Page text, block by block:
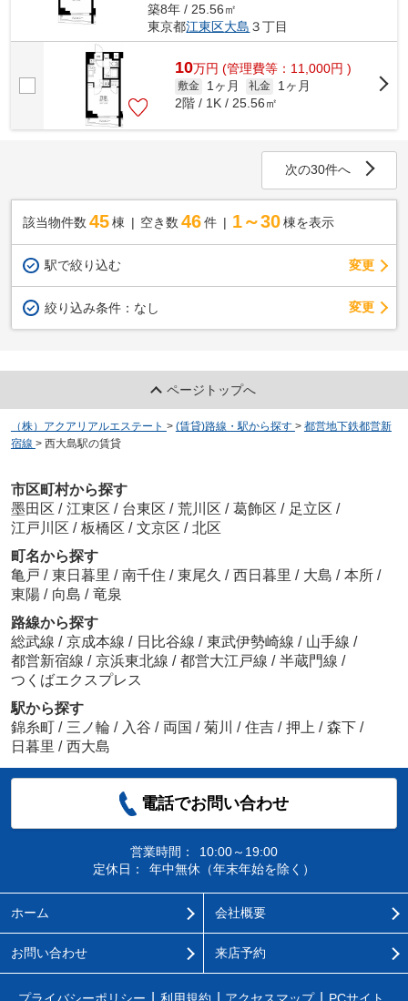
築8年 / 25.56㎡
東京都江東区大島 ３丁目
10万円 (管理費等：11,000円 )
敷金 1ヶ月 礼金
1ヶ月
2階 / 1K / 25.56㎡
次の30件へ
該当物件数 45棟 空き数 46 件 1～30 棟を表示
駅で絞り込む 変更
絞り込み条件： なし 変更
ページトップへ
（株）アクアリアルエステート > (賃貸)路線・駅から探す > 都営地下鉄都営新
宿線 > 西大島駅の賃貸
市区町村から探す
墨田区 / 江東区 / 台東区 / 荒川区 / 葛飾区 / 足立区 /
江戸川区 / 板橋区 / 文京区 / 北区
町名から探す
亀戸 / 東日暮里 / 南千住 / 東尾久 / 西日暮里 / 大島 / 本所 /
東陽 / 向島 / 竜泉
路線から探す
総武線 / 京成本線 / 日比谷線 / 東武伊勢崎線 / 山手線 /
都営新宿線 / 京浜東北線 / 都営大江戸線 / 半蔵門線 /
つくばエクスプレス
駅から探す
錦糸町 / 三ノ輪 / 入谷 / 両国 / 菊川 / 住吉 / 押上 / 森下 /
日暮里 / 西大島
電話でお問い合わせ
営業時間：
10:00～19:00
定休日：
年中無休（年末年始を除く）
ホーム 会社概要
お問い合わせ 来店予約